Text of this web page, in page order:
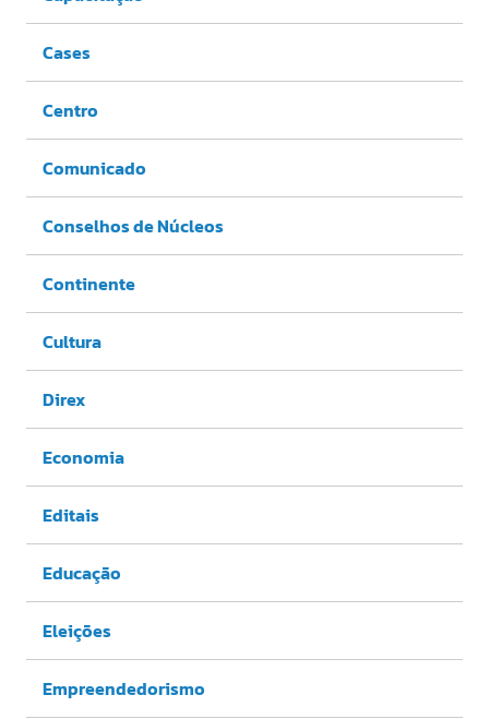
Cases
Centro
Comunicado
Conselhos de Núcleos
Continente
Cultura
Direx
Economia
Editais
Educação
Eleições
Empreendedorismo